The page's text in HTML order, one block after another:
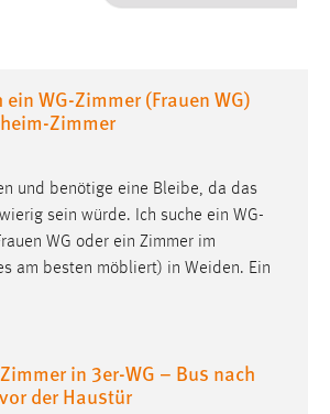
WG-Zimmer (Frauen WG)
Zimmer
und benötige eine Bleibe, da das
sein würde. Ich suche ein WG-
WG oder ein Zimmer im
am besten möbliert) in Weiden. Ein
in 3er-WG – Bus nach
der Haustür
Seitenauslieferung wird in diesem Cookie
man eingeloggt ist.
die gewählte Sprache der Website.